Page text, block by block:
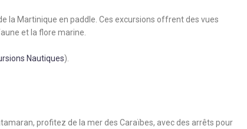
la Martinique en paddle. Ces excursions offrent des vues
et la flore marine.
Nautiques)
profitez de la mer des Caraïbes, avec des arrêts pour